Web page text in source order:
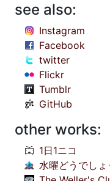
see also:
Instagram
Facebook
twitter
Flickr
Tumblr
GitHub
other works:
1日1ニコ
水曜どうでし